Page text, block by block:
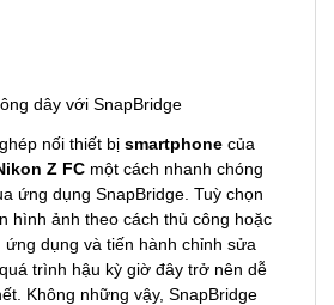
dây với SnapBridge
nối thiết bị smartphone của
Z FC một cách nhanh chóng
ứng dụng SnapBridge. Tuỳ chọn
hình ảnh theo cách thủ công hoặc
dụng và tiến hành chỉnh sửa
trình hậu kỳ giờ đây trở nên dễ
Không những vậy, SnapBridge